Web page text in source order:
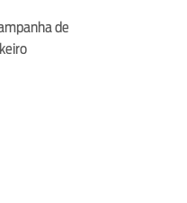
de